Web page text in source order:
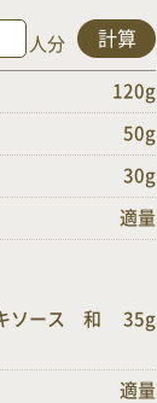
人分 計算
120g
50g
30g
適量
ソース 和
35g
適量